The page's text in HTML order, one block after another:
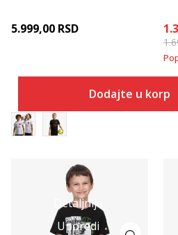
5.999,00 RSD
Dodajte u korpu
Detaljnije
Uporedi